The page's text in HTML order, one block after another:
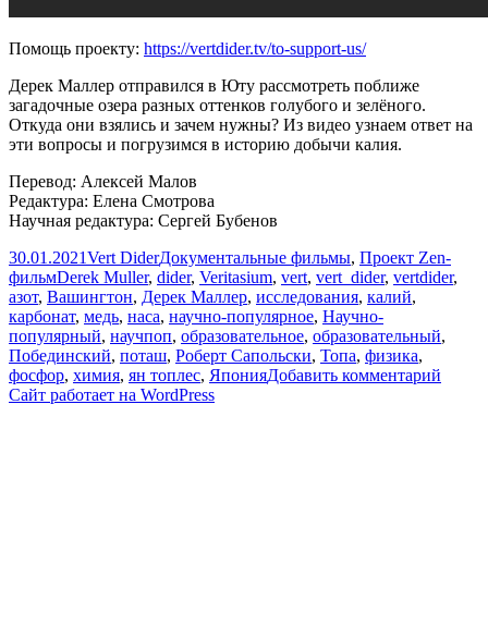
Помощь проекту: https://vertdider.tv/to-support-us/
Дерек Маллер отправился в Юту рассмотреть поближе
загадочные озера разных оттенков голубого и зелёного.
Откуда они взялись и зачем нужны? Из видео узнаем ответ на
эти вопросы и погрузимся в историю добычи калия.
Перевод: Алексей Малов
Редактура: Елена Смотрова
Научная редактура: Сергей Бубенов
Опубликовано
30.01.2021Автор
Vert DiderРубрики
Документальные фильмы, Проект Zen-
фильмМетки
Derek Muller, dider, Veritasium, vert, vert_dider, vertdider,
азот, Вашингтон, Дерек Маллер, исследования, калий,
карбонат, медь, наса, научно-популярное, Научно-
популярный, научпоп, образовательное, образовательный,
Побединский, поташ, Роберт Сапольски, Топа, физика,
фосфор, химия, ян топлес, ЯпонияДобавить комментарий
Сайт работает на WordPress